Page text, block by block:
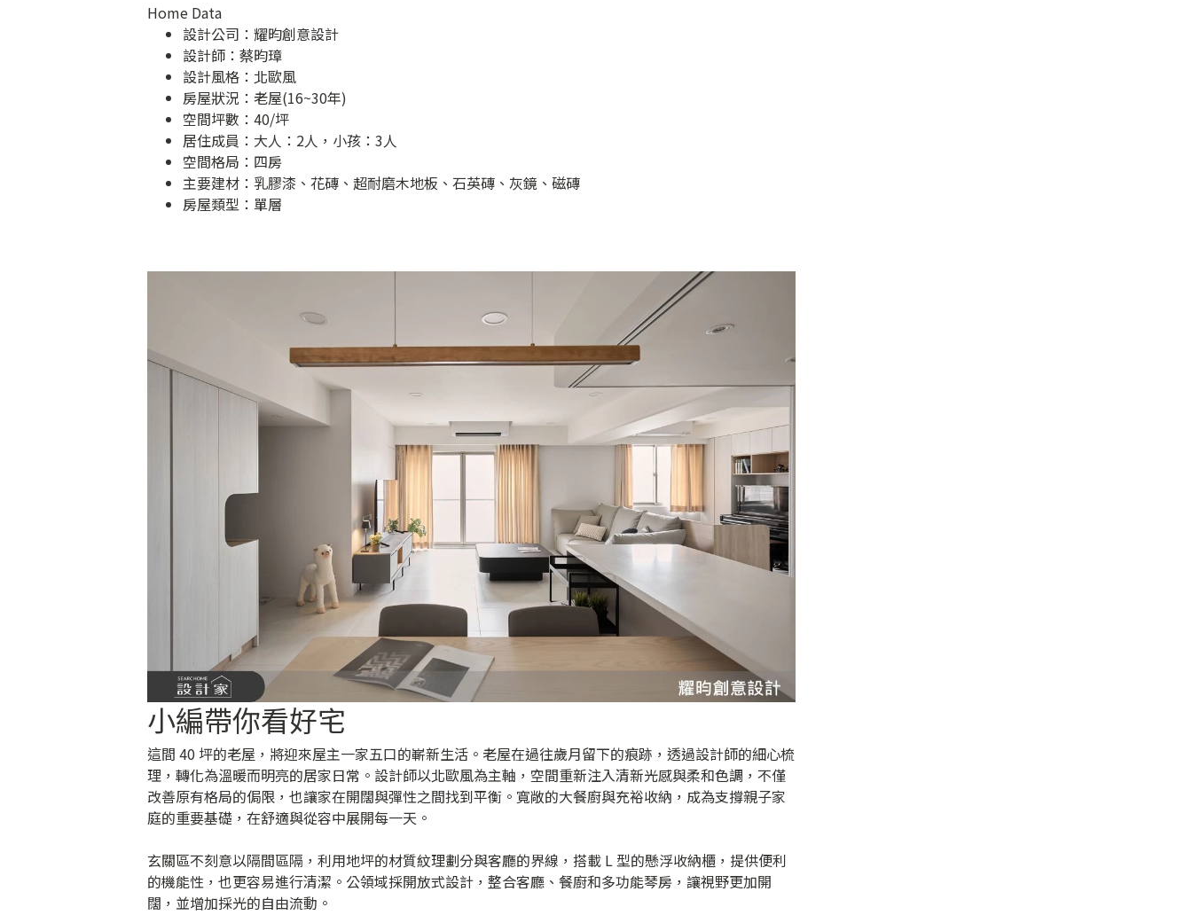
Home Data
設計公司： 耀昀創意設計
設計師：蔡昀璋
設計風格：北歐風
房屋狀況：老屋(16~30年)
空間坪數：40/坪
居住成員：大人：2人，小孩：3人
空間格局：四房
主要建材：乳膠漆、花磚、超耐磨木地板、石英磚、灰鏡、磁磚
房屋類型：單層
小編帶你看好宅
這間 40 坪的老屋，將迎來屋主一家五口的嶄新生活。老屋在過往歲月留下的痕跡，透過設計師的細心梳
理，轉化為溫暖而明亮的居家日常。設計師以北歐風為主軸，空間重新注入清新光感與柔和色調，不僅
改善原有格局的侷限，也讓家在開闊與彈性之間找到平衡。寬敞的大餐廚與充裕收納，成為支撐親子家
庭的重要基礎，在舒適與從容中展開每一天。
玄關區不刻意以隔間區隔，利用地坪的材質紋理劃分與客廳的界線，搭載 L 型的懸浮收納櫃，提供便利
的機能性，也更容易進行清潔。公領域採開放式設計，整合客廳、餐廚和多功能琴房，讓視野更加開
闊，並增加採光的自由流動。